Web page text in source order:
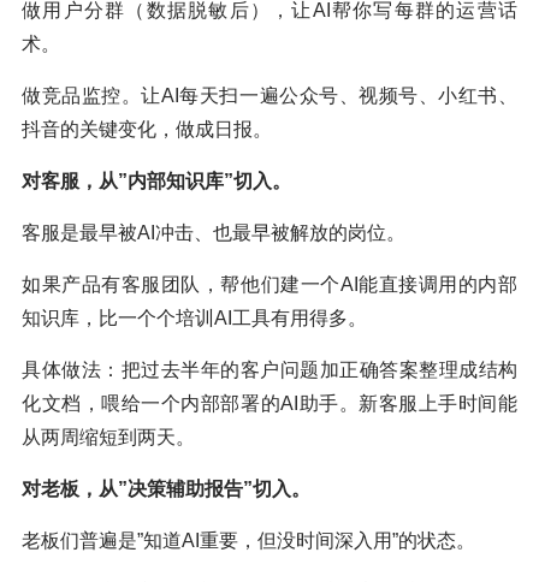
做用户分群（数据脱敏后），让AI帮你写每群的运营话
术。
做竞品监控。让AI每天扫一遍公众号、视频号、小红书、
抖音的关键变化，做成日报。
对客服，从”内部知识库”切入。
客服是最早被AI冲击、也最早被解放的岗位。
如果产品有客服团队，帮他们建一个AI能直接调用的内部
知识库，比一个个培训AI工具有用得多。
具体做法：把过去半年的客户问题加正确答案整理成结构
化文档，喂给一个内部部署的AI助手。新客服上手时间能
从两周缩短到两天。
对老板，从”决策辅助报告”切入。
老板们普遍是”知道AI重要，但没时间深入用”的状态。